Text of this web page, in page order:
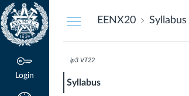
Dashboard
Login
EENX20 Syllabus
lp3 VT22
Syllabus